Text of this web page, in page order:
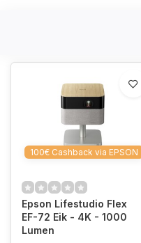
100€ Cashback via EPSON
Epson Lifestudio Flex
EF-72 Eik - 4K - 1000
Lumen